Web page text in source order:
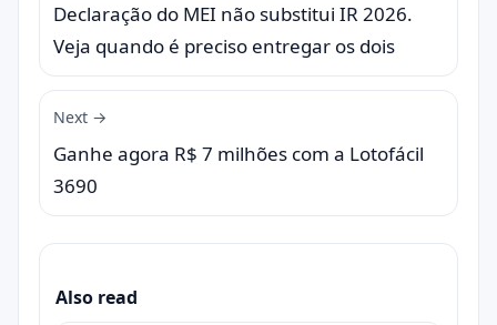
Declaração do MEI não substitui IR 2026.
Veja quando é preciso entregar os dois
Next →
Ganhe agora R$ 7 milhões com a Lotofácil
3690
Also read